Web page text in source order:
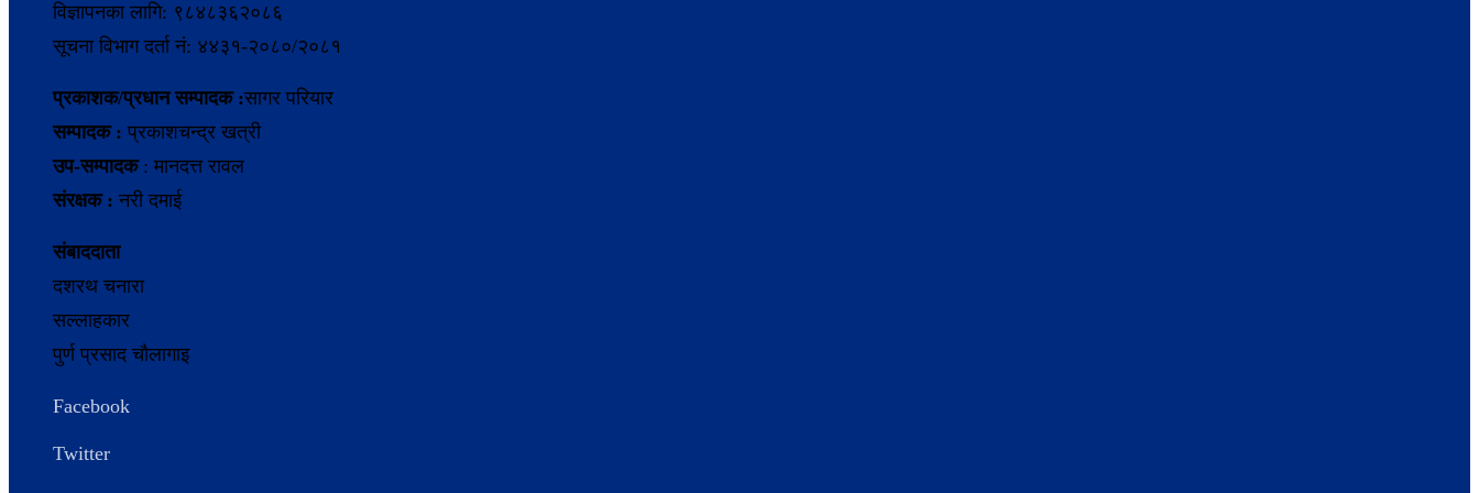
विज्ञापनका लागि: ९८४८३६२०८६
सूचना विभाग दर्ता नं: ४४३१-२०८०/२०८१
प्रकाशक/प्रधान सम्पादक :सागर परियार
सम्पादक :प्रकाशचन्द्र खत्री
उप-सम्पादक: मानदत्त रावल
संरक्षक : नरी दमाई
संबाददाता
दशरथ चनारा
सल्लाहकार
पुर्ण प्रसाद चाैलागाइ
Facebook
Twitter